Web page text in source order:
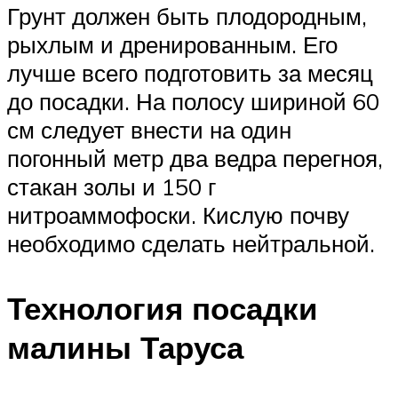
Грунт должен быть плодородным,
рыхлым и дренированным. Его
лучше всего подготовить за месяц
до посадки. На полосу шириной 60
см следует внести на один
погонный метр два ведра перегноя,
стакан золы и 150 г
нитроаммофоски. Кислую почву
необходимо сделать нейтральной.
Технология посадки
малины Таруса